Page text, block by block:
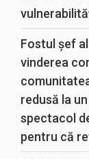
Fostul șef
vinderea
redusă la
spectacol
pentru că